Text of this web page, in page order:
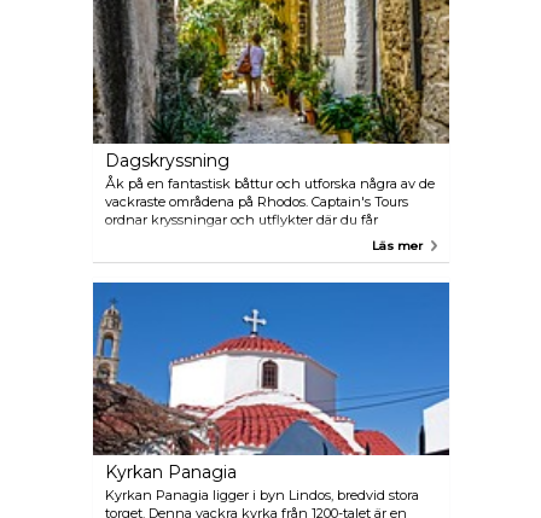
Dagskryssning
Åk på en fantastisk båttur och utforska några av de
vackraste områdena på Rhodos. Captain's Tours
ordnar kryssningar och utflykter där du får
chansen att njuta några av de mest berömdaLäs mer
Kyrkan Panagia
Kyrkan Panagia ligger i byn Lindos, bredvid stora
torget. Denna vackra kyrka från 1200-talet är en